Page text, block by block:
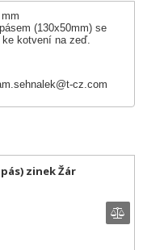
(130x50mm) se
ke kotvení na zeď.
cz.com
zinek Žár